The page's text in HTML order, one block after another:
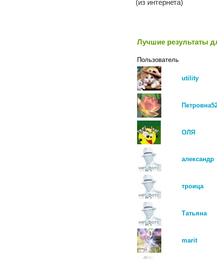
(из интернета)
Лучшие результаты
Пользователь
utility
ОЛЯ
александр
троица
Татьяна
marit